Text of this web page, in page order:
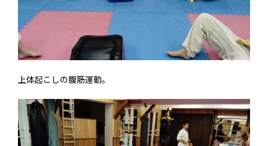
上体起こしの腹筋運動。